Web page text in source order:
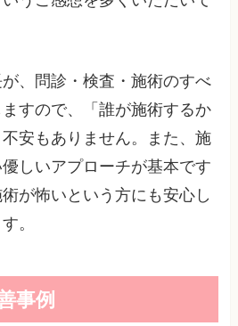
、問診・検査・施術のすべ
すので、「誰が施術するか
安もありません。また、施
しいアプローチが基本です
が怖いという方にも安心し
。
事例